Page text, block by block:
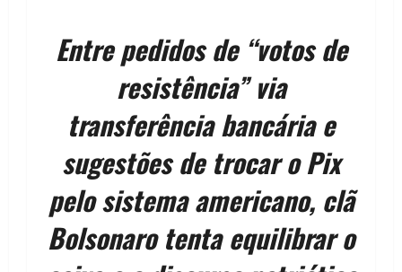
Entre pedidos de “votos de
resistência” via
transferência bancária e
sugestões de trocar o Pix
pelo sistema americano, clã
Bolsonaro tenta equilibrar o